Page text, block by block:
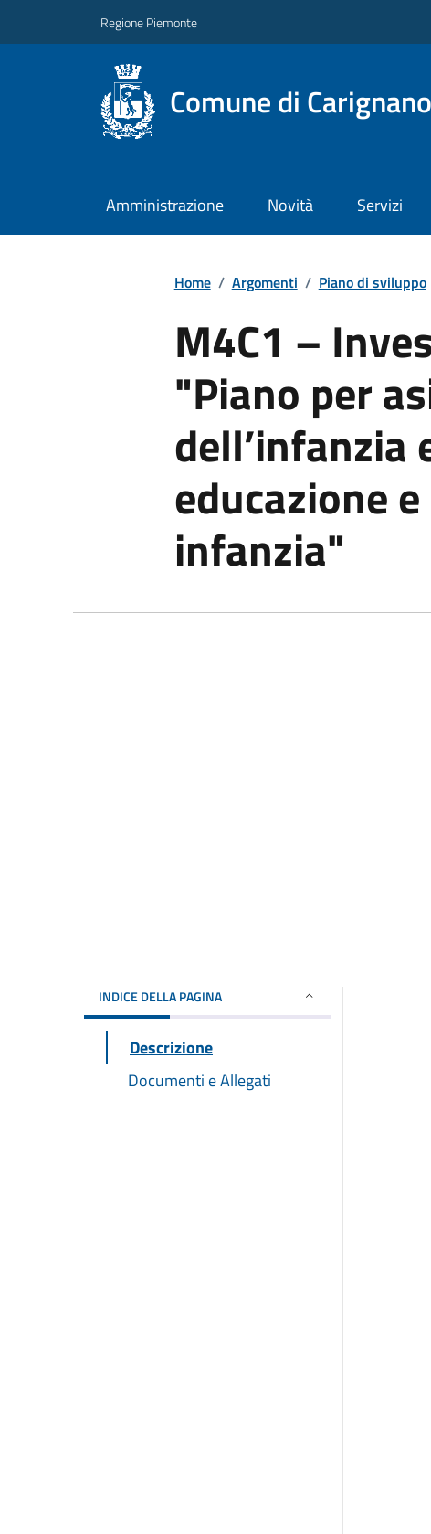
Regione Piemonte
Comune di Carignano
Amministrazione Novità Servizi
Home / Argomenti / Piano di sviluppo
M4C1 –
"Piano per
dell’infanzia
educazione
infanzia"
INDICE DELLA PAGINA
Descrizione
Documenti e Allegati